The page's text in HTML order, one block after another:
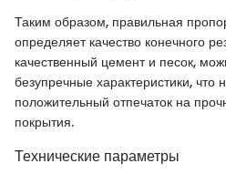
Таким образом, правильная
определяет качество конечного
качественный цемент и песок,
безупречные характеристики, что
положительный отпечаток на
покрытия.
Технические параметры